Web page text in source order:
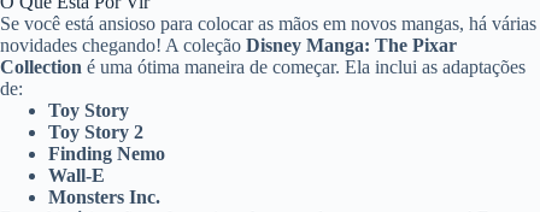
Se você está ansioso para colocar as mãos em novos mangas, há várias
novidades chegando! A coleção Disney Manga: The Pixar
Collection é uma ótima maneira de começar. Ela inclui as adaptações
de:
Toy Story
Toy Story 2
Finding Nemo
Wall-E
Monsters Inc.